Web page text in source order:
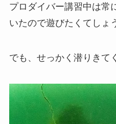
プロダイバー講習中は常
いたので遊びたくてしょ
でも、せっかく潜りきて